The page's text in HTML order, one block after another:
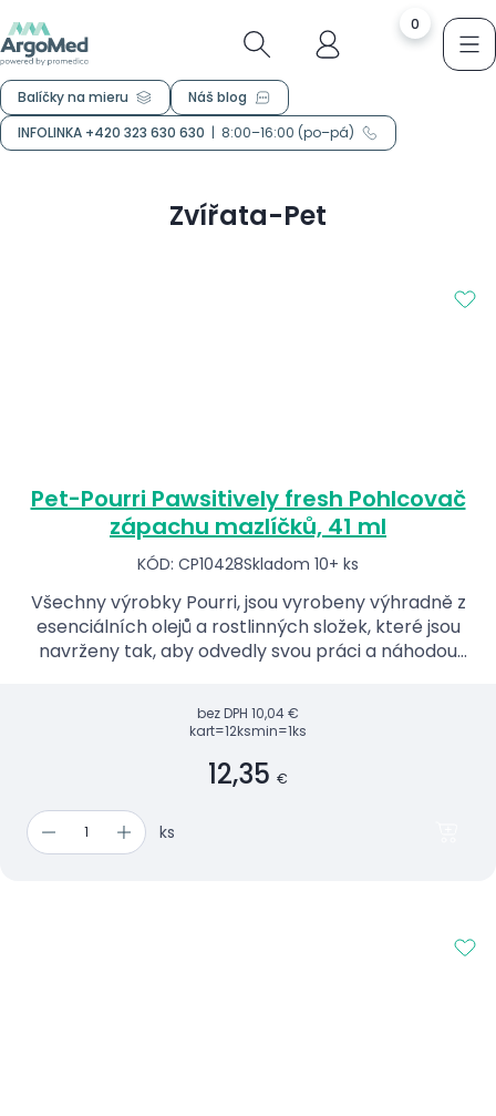
0
Balíčky na mieru
Náš blog
INFOLINKA +420 323 630 630 | 8:00–16:00 (po–pá)
Zvířata-Pet
Pet-Pourri Pawsitively fresh Pohlcovač
zápachu mazlíčků, 41 ml
KÓD: CP10428Skladom 10+ ks
Všechny výrobky Pourri, jsou vyrobeny výhradně z
esenciálních olejů a rostlinných složek, které jsou
navrženy tak, aby odvedly svou práci a náhodou
bez DPH 10,04 €
kart=12ksmin=1ks
12,35 €
ks